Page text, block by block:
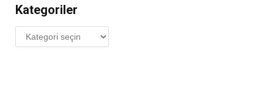
Kategoriler
Kategoriler